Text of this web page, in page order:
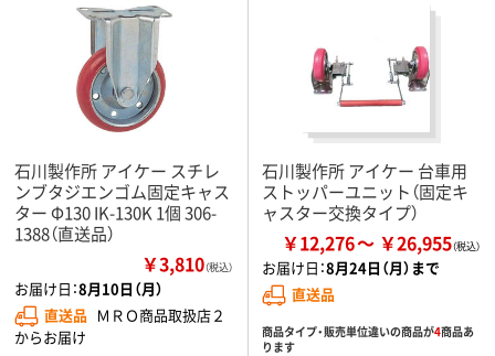
石川製作所 アイケー スチレ
ンブタジエンゴム固定キャス
ター Φ130 IK-130K 1個 306-
1388（直送品）
￥3,810（税込）
お届け日：8月10日（月）
直送品 ＭＲＯ商品取扱店２
からお届け
石川製作所 アイケー 台車用
ストッパーユニット（固定キ
ャスター交換タイプ）
￥12,276 ￥26,955
お届け日：8月24日（月）まで
直送品
商品タイプ・販売単位違いの商品が4商品あ
ります